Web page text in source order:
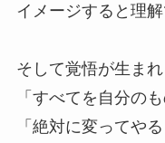
イメージすると理
そして覚悟が生ま
「すべてを自分の
「絶対に変ってやる